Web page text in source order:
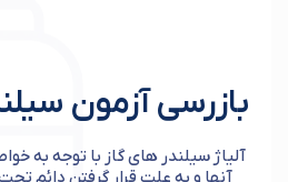
بازرسی آزمون
آلیاژ سیلندر های گاز با توجه به
آنها و به علت قرار گرفتن دائم